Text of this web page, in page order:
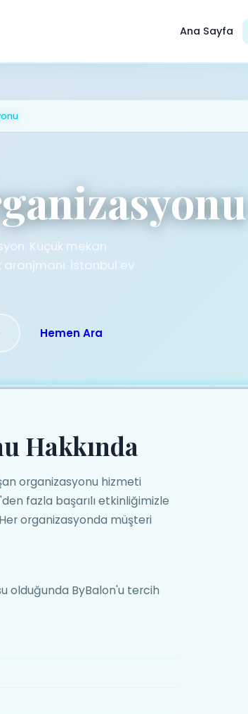
Ana Sayfa
Küçük mekan
İstanbul ev
Hemen Ara
Hakkında
organizasyonu hizmeti
fazla başarılı etkinliğimizle
organizasyonda müşteri
olduğunda ByBalon'u tercih